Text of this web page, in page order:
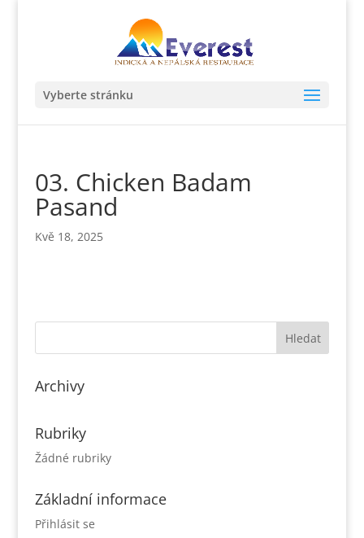
Vyberte stránku
03. Chicken Badam
Pasand
Kvě 18, 2025
Archivy
Rubriky
Žádné rubriky
Základní informace
Přihlásit se